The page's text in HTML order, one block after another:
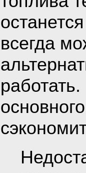
всегда